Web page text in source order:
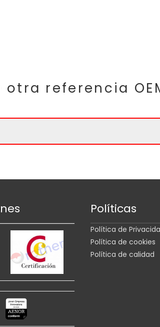
otra referencia
Políticas
Política de
Política de cookies
Política de calidad